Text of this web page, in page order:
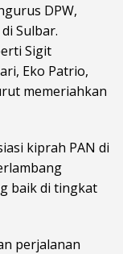
DPW,
Sulbar.
Sigit
Eko Patrio,
memeriahkan
kiprah PAN di
baik di tingkat
perjalanan